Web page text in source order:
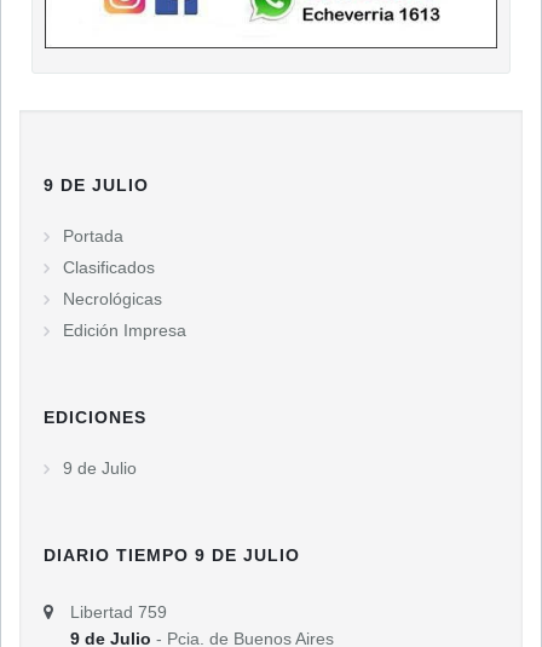
9 DE JULIO
Portada
Clasificados
Necrológicas
Edición Impresa
EDICIONES
9 de Julio
DIARIO TIEMPO 9 DE JULIO
Libertad 759
9 de Julio - Pcia. de Buenos Aires